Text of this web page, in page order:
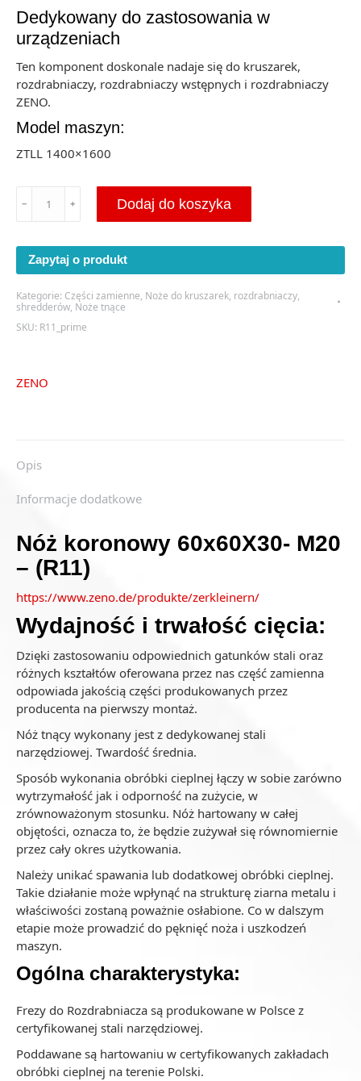
Dedykowany do zastosowania w
urządzeniach
Ten komponent doskonale nadaje się do kruszarek,
rozdrabniaczy, rozdrabniaczy wstępnych i rozdrabniaczy
ZENO.
Model maszyn:
ZTLL 1400×1600
60x60X30-
M20
(R11)
﹣ ﹢ Dodaj do koszyka
Zapytaj o produkt
Kategorie: Części zamienne, Noże do kruszarek, rozdrabniaczy,
shredderów, Noże tnące
SKU: R11_prime
ZENO
Opis
Informacje dodatkowe
Nóż koronowy 60x60X30- M20
– (R11)
https://www.zeno.de/produkte/zerkleinern/
Wydajność i trwałość cięcia:
Dzięki zastosowaniu odpowiednich gatunków stali oraz
różnych kształtów oferowana przez nas część zamienna
odpowiada jakością części produkowanych przez
producenta na pierwszy montaż.
Nóż tnący wykonany jest z dedykowanej stali
narzędziowej. Twardość średnia.
Sposób wykonania obróbki cieplnej łączy w sobie zarówno
wytrzymałość jak i odporność na zużycie, w
zrównoważonym stosunku. Nóż hartowany w całej
objętości, oznacza to, że będzie zużywał się równomiernie
przez cały okres użytkowania.
Należy unikać spawania lub dodatkowej obróbki cieplnej.
Takie działanie może wpłynąć na strukturę ziarna metalu i
właściwości zostaną poważnie osłabione. Co w dalszym
etapie może prowadzić do pęknięć noża i uszkodzeń
maszyn.
Ogólna charakterystyka:
Frezy do Rozdrabniacza są produkowane w Polsce z
certyfikowanej stali narzędziowej.
Poddawane są hartowaniu w certyfikowanych zakładach
obróbki cieplnej na terenie Polski.